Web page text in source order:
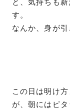
と、気持ちも
す。
なんか、身が引
この日は明け
が、朝にはピ